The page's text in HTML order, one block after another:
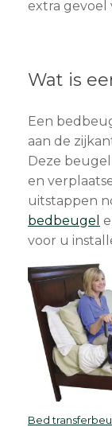
extra gevoel
Wat is
Een
aan de
Deze
en
uitstappen
bedbeugel
voor u
Bed